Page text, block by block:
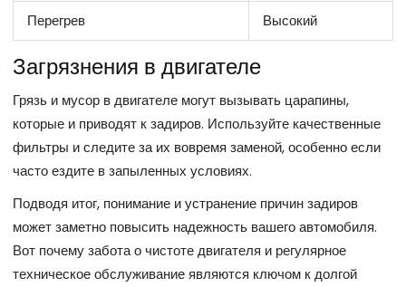
Перегрев Высокий
Загрязнения в двигателе
Грязь и мусор в двигателе могут вызывать царапины,
которые и приводят к задиров. Используйте качественные
фильтры и следите за их вовремя заменой, особенно если
часто ездите в запыленных условиях.
Подводя итог, понимание и устранение причин задиров
может заметно повысить надежность вашего автомобиля.
Вот почему забота о чистоте двигателя и регулярное
техническое обслуживание являются ключом к долгой